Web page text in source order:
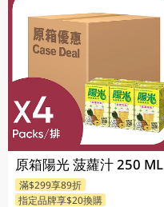
原箱陽光 菠蘿汁 250 ML
滿$299享89折
指定品牌享$20換購